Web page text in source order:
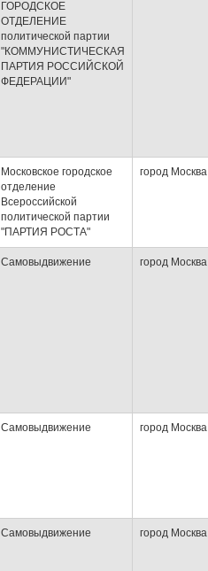
ГОРОДСКОЕ
ОТДЕЛЕНИЕ
политической партии
"КОММУНИСТИЧЕСКАЯ
ПАРТИЯ РОССИЙСКОЙ
ФЕДЕРАЦИИ"
Московское городское
отделение
Всероссийской
политической партии
"ПАРТИЯ РОСТА"
город Москва
Самовыдвижение город Москва
Самовыдвижение город Москва
Самовыдвижение город Москва